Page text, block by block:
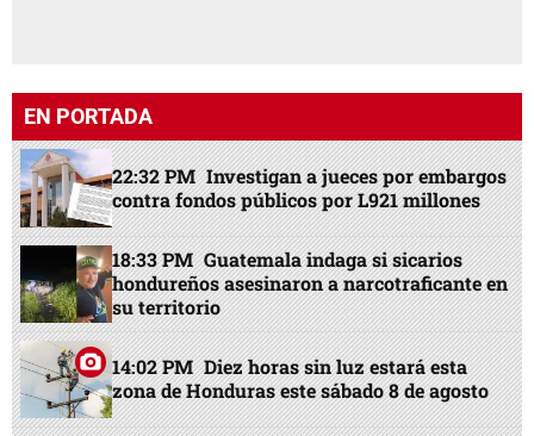
EN PORTADA
22:32 PM Investigan a jueces por embargos
contra fondos públicos por L921 millones
18:33 PM Guatemala indaga si sicarios
hondureños asesinaron a narcotraficante en
su territorio
14:02 PM Diez horas sin luz estará esta
zona de Honduras este sábado 8 de agosto